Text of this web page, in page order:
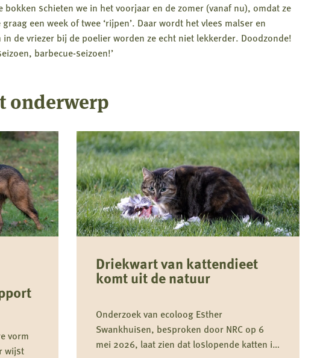
bokken schieten we in het voorjaar en de zomer (vanaf nu), omdat ze
een week of twee ‘rijpen’. Daar wordt het vlees malser en
de vriezer bij de poelier worden ze echt niet lekkerder. Doodzonde!
barbecue-seizoen!’
onderwerp
vorm
wijst
Driekwart van kattendieet
komt uit de natuur
Onderzoek van ecoloog Esther
Swankhuisen, besproken door NRC op 6
mei 2026, laat zien dat loslopende katten in